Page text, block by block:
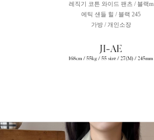
레직기 코튼 와이드 팬츠 / 블랙m
에틱 샌들 힐 / 블랙 245
가방 / 개인소장